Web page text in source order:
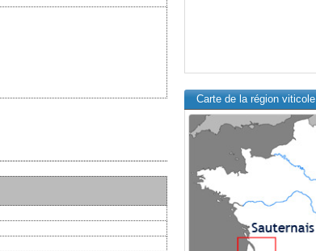
Carte de la région viticole